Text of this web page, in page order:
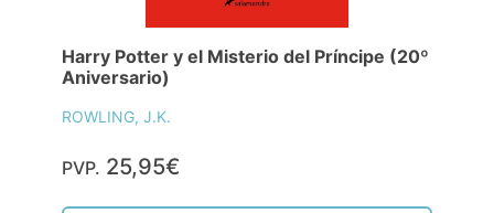
Harry Potter y el Misterio del Príncipe (20º
Aniversario)
ROWLING, J.K.
PVP. 25,95€